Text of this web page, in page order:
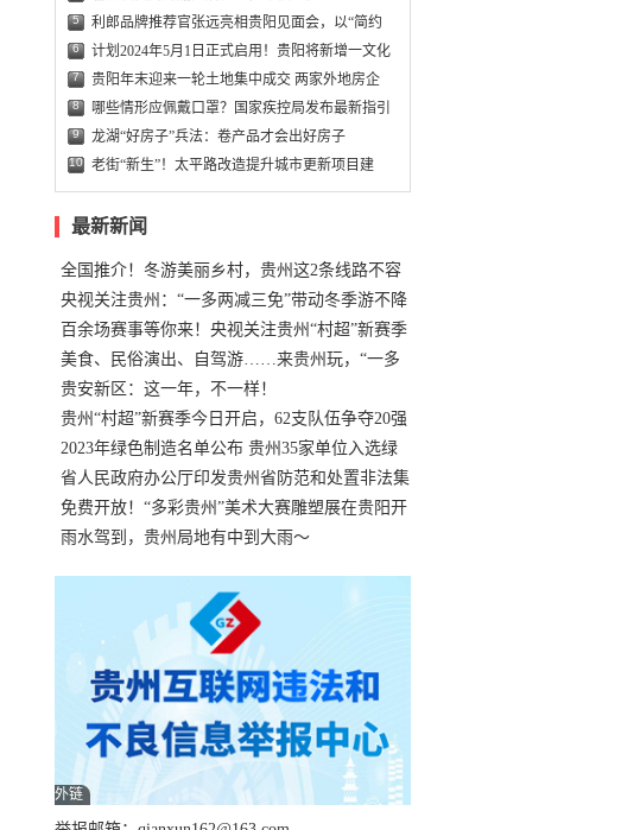
5 利郎品牌推荐官张远亮相贵阳见面会，以“简约
6 计划2024年5月1日正式启用！贵阳将新增一文化
7 贵阳年末迎来一轮土地集中成交 两家外地房企
8 哪些情形应佩戴口罩？国家疾控局发布最新指引
9 龙湖“好房子”兵法：卷产品才会出好房子
10 老街“新生”！太平路改造提升城市更新项目建
最新新闻
全国推介！冬游美丽乡村，贵州这2条线路不容
错过
央视关注贵州：“一多两减三免”带动冬季游不降
温
百余场赛事等你来！央视关注贵州“村超”新赛季
正式“打响”
美食、民俗演出、自驾游……来贵州玩，“一多
两减三免”！
贵安新区：这一年，不一样！
贵州“村超”新赛季今日开启，62支队伍争夺20强
名额
2023年绿色制造名单公布 贵州35家单位入选绿
色工厂
省人民政府办公厅印发贵州省防范和处置非法集
资工作实施细则
免费开放！“多彩贵州”美术大赛雕塑展在贵阳开
展，持续至1月19日
雨水驾到，贵州局地有中到大雨～
外链